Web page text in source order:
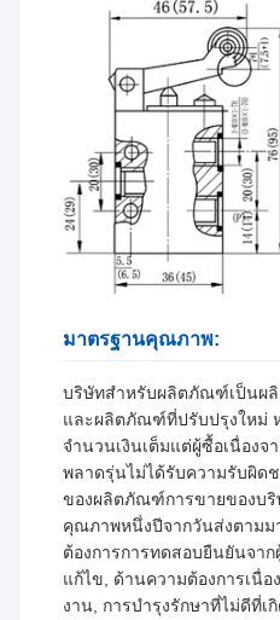
มาตรฐานคุณภาพ:
บริษัทสําหรับผลิตภัณฑ์เป็นผ
และผลิตภัณฑ์ที่ปรับปรุงใหม่
จํานวนเงินเต็มแต่ผู้ซื้อเนื่องจ
พลาดรุ่นไม่ได้รับความรับผิด
ของผลิตภัณฑ์การขายของบริ
คุณภาพหนึ่งปีจากวันส่งตาม
ต้องการการทดสอบยืนยันจา
แก้ไข, ด้านความต้องการเนื่อ
งาน, การบํารุงรักษาที่ไม่ดีที่